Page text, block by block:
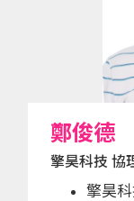
鄭俊德
擎昊科技 協
擎昊